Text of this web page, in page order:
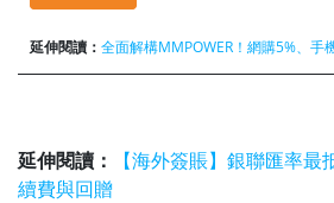
延伸閱讀： 全面解構MMPOWER！網購5%、手
延伸閱讀：
【海外簽賬】銀聯匯率
續費與回贈